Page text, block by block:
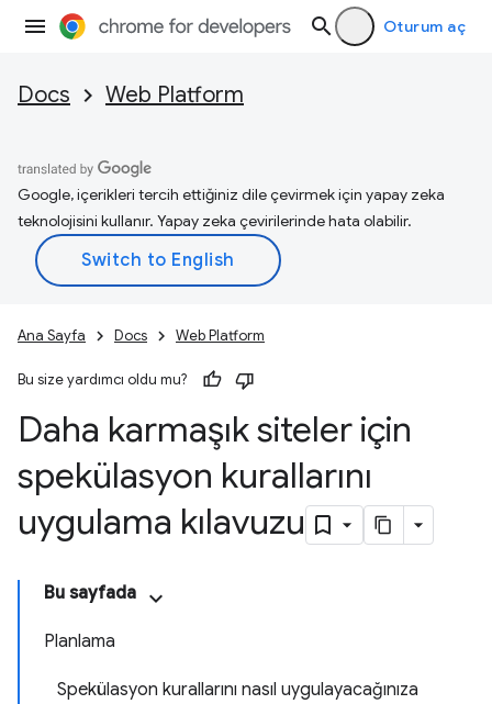
Oturum aç
Docs Web Platform
Google, içerikleri tercih ettiğiniz dile çevirmek için yapay zeka
teknolojisini kullanır. Yapay zeka çevirilerinde hata olabilir.
Ana Sayfa Docs Web Platform
Bu size yardımcı oldu mu?
Daha karmaşık siteler için
spekülasyon kurallarını
uygulama kılavuzu
Bu sayfada
Planlama
Spekülasyon kurallarını nasıl uygulayacağınıza